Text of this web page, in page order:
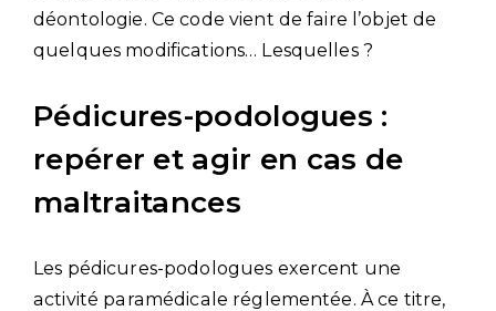
déontologie. Ce code vient de faire l’objet de
quelques modifications… Lesquelles ?
Pédicures-podologues :
repérer et agir en cas de
maltraitances
Les pédicures-podologues exercent une
activité paramédicale réglementée. À ce titre,